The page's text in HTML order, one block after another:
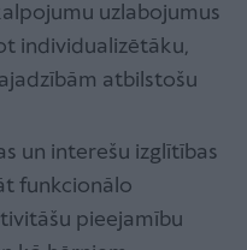
uzlabojumus
individualizētāku,
atbilstošu
un interešu izglītības
funkcionālo
pieejamību